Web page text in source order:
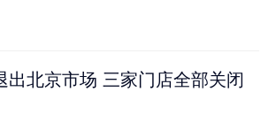
出北京市场 三家门店全部关闭